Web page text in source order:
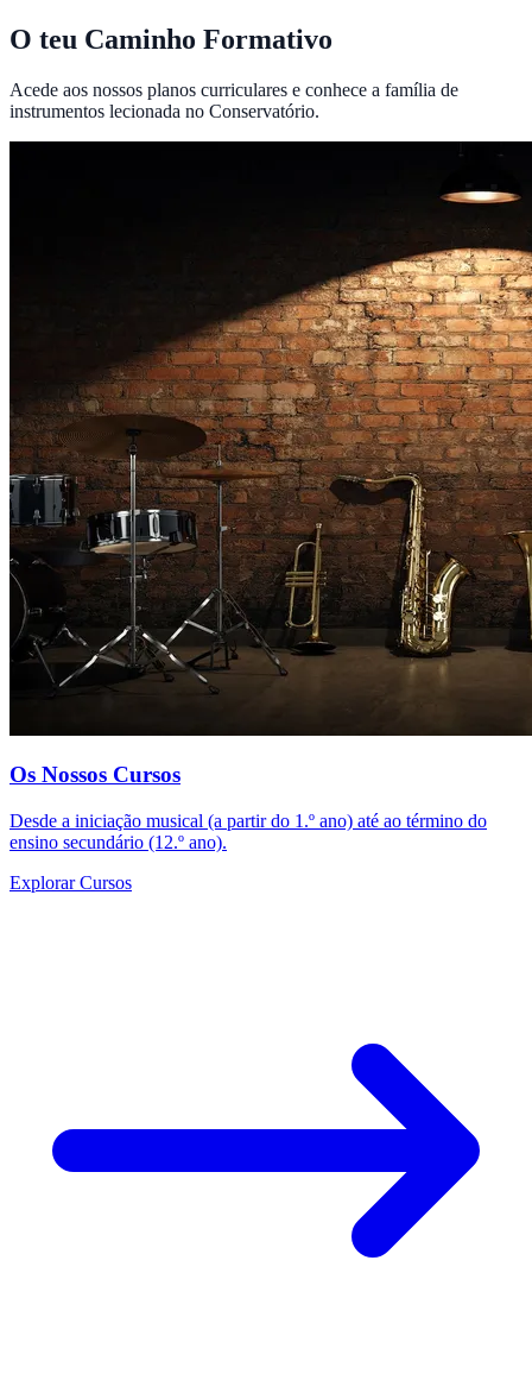
O teu Caminho Formativo
Acede aos nossos planos curriculares e conhece a família de
instrumentos lecionada no Conservatório.
Os Nossos Cursos
Desde a iniciação musical (a partir do 1.º ano) até ao término do
ensino secundário (12.º ano).
Explorar Cursos